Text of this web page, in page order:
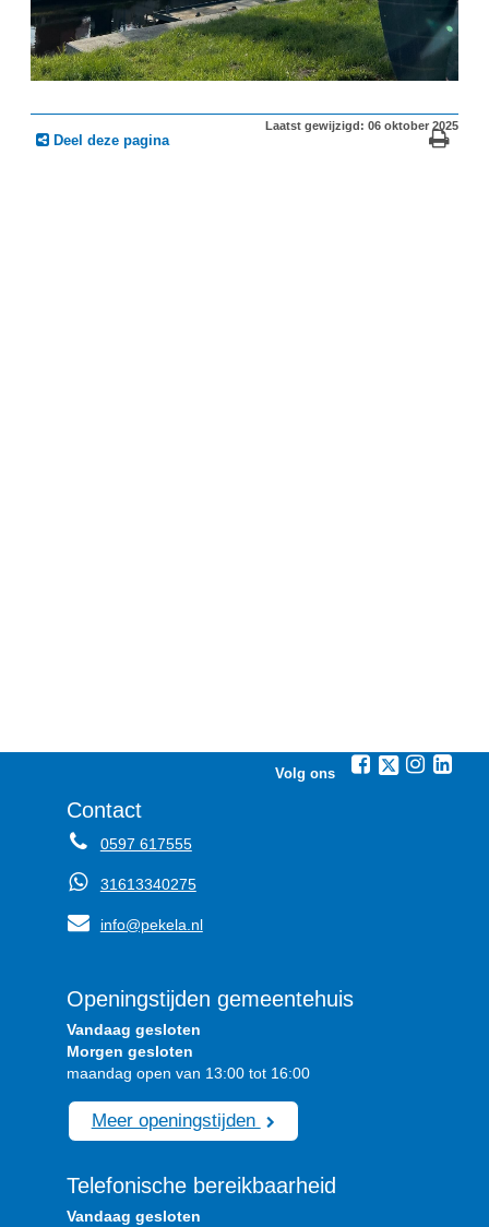
Deel deze pagina
Laatst gewijzigd: 06 oktober 2025
Volg ons
Contact
0597 617555
31613340275
info@pekela.nl
Openingstijden gemeentehuis
Vandaag gesloten
Morgen gesloten
maandag open van 13:00 tot 16:00
Meer openingstijden
Telefonische bereikbaarheid
Vandaag gesloten